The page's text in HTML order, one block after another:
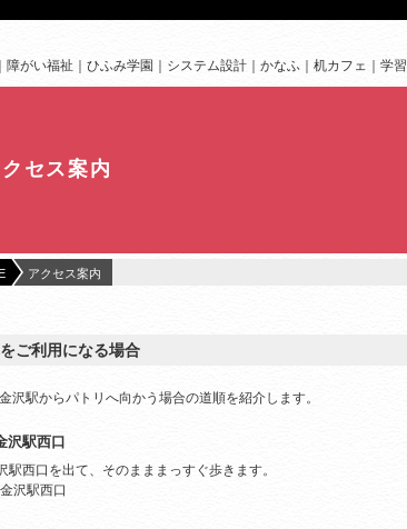
障がい福祉 ひふみ学園 システム設計 かなふ 机カフェ 学
セス案内
アクセス案内
ご利用になる場合
沢駅からパトリへ向かう場合の道順を紹介します。
沢駅西口
駅西口を出て、そのまままっすぐ歩きます。